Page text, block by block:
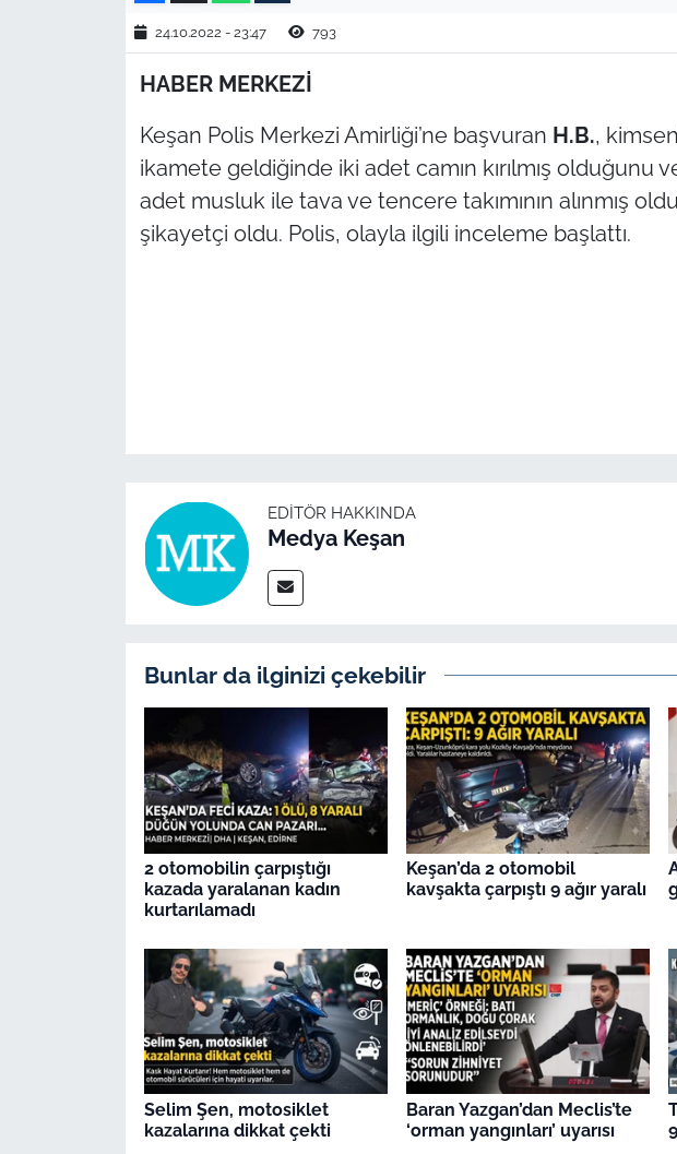
24.10.2022 - 23:47 793
HABER MERKEZİ
Keşan Polis Merkezi Amirliği’ne başvuran H.B.,
ikamete geldiğinde iki adet camın kırılmış olduğunu
adet musluk ile tava ve tencere takımının alınmış
şikayetçi oldu. Polis, olayla ilgili inceleme başlattı.
EDITÖR HAKKINDA
Medya Keşan
Bunlar da ilginizi çekebilir
2 otomobilin çarpıştığı
kazada yaralanan kadın
kurtarılamadı
Keşan’da 2 otomobil
kavşakta çarpıştı 9 ağır yaralı
Selim Şen, motosiklet
kazalarına dikkat çekti
Baran Yazgan’dan Meclis’te
‘orman yangınları’ uyarısı
KIRKLARELİ
ÇANAKKALE
TÜRKİYE
English News
Canlı Maç